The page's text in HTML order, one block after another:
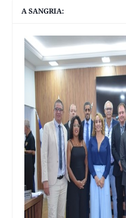
A SANGRIA: